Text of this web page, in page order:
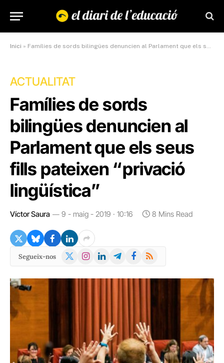
Inici » Famílies de sords bilingües denuncien al Parlament que els seus fills pateixen “privació lingüística”
ACTUALITAT
Famílies de sords
bilingües denuncien al
Parlament que els seus
fills pateixen “privació
lingüística”
Víctor Saura 9 - maig - 2019 · 10:16 8 Mins Read
Segueix-nos
X
Instagram
LinkedInTelegramFacebook
RSS